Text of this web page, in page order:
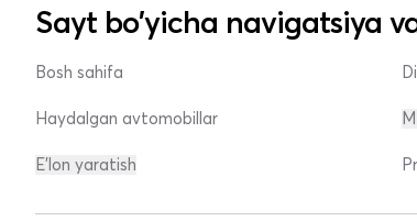
Sayt bo'yicha navigatsiya
Bosh sahifa
Haydalgan avtomobillar
E'lon yaratish